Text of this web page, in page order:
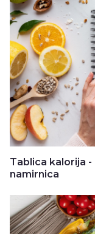
Tablica kalorija
namirnica